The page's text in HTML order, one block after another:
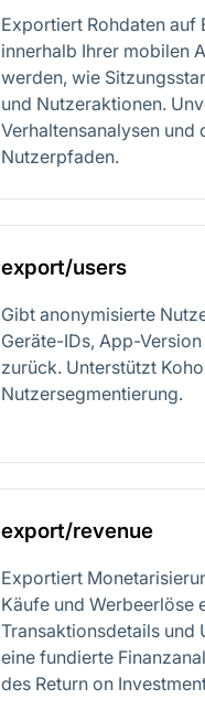
Exportiert Rohdaten auf
innerhalb Ihrer mobilen
werden, wie
und Nutzeraktionen.
Verhaltensanalysen und
Nutzerpfaden.
export/users
Gibt anonymisierte
Geräte-IDs, App-
zurück. Unterstützt
Nutzersegmentierung.
export/revenue
Exportiert
Käufe und Werbeerlöse
Transaktionsdetails und
eine fundierte
des Return on